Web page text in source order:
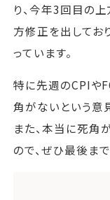
り、今年3回目の
方修正を出してお
っています。
特に先週のCPIや
角がないという意
また、本当に死角
ので、ぜひ最後ま